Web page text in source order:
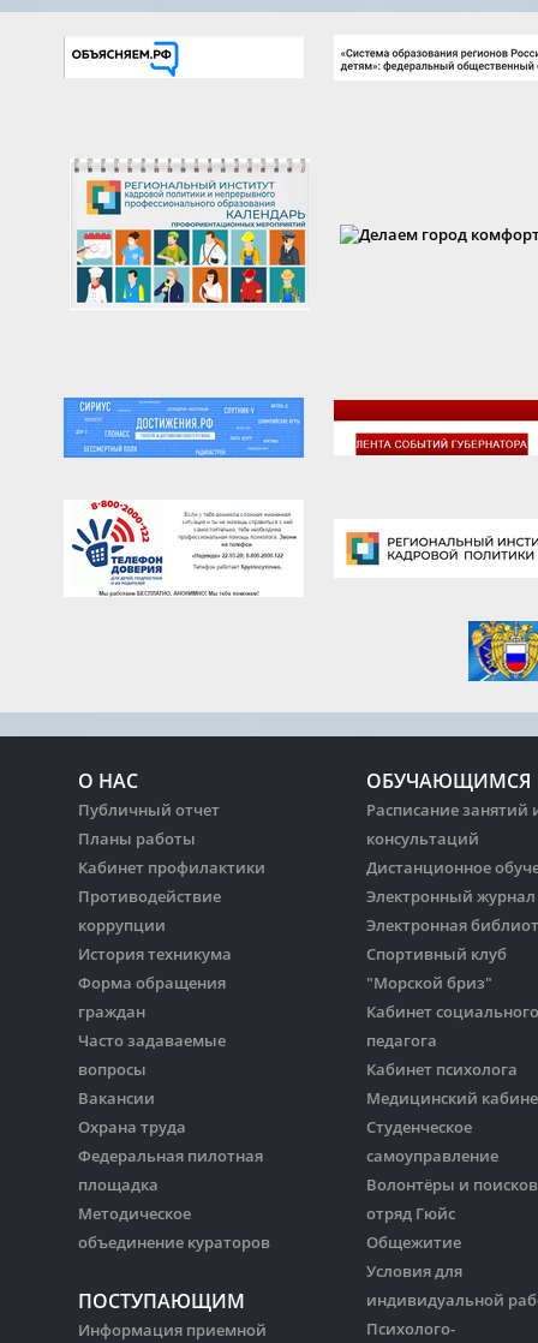
О НАС
Публичный отчет
Планы работы
Кабинет профилактики
Противодействие
коррупции
История техникума
Форма обращения
граждан
Часто задаваемые
вопросы
Вакансии
Охрана труда
Федеральная пилотная
площадка
Методическое
объединение кураторов
ПОСТУПАЮЩИМ
Информация приемной
ОБУЧАЮЩИМСЯ
Расписание занятий
консультаций
Дистанционное
Электронный журнал
Электронная
Спортивный клуб
"Морской бриз"
Кабинет социального
педагога
Кабинет психолога
Медицинский
Студенческое
самоуправление
Волонтёры и
отряд Гюйс
Общежитие
Условия для
индивидуальной
Психолого-